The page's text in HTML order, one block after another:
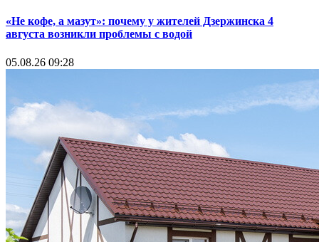
«Не кофе, а мазут»: почему у жителей Дзержинска 4
августа возникли проблемы с водой
05.08.26 09:28